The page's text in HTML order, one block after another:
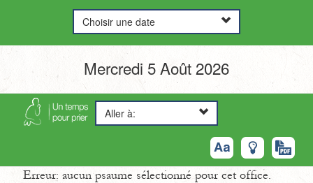
Choisir une date
Mercredi 5 Août 2026
Aller à:
Erreur: aucun psaume sélectionné pour cet office.